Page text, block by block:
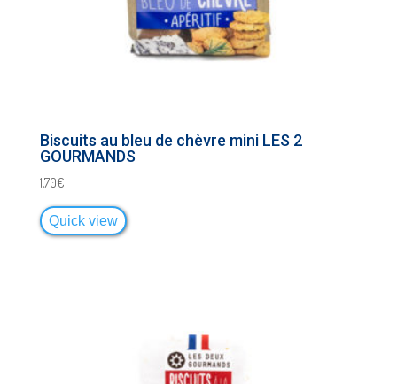
Biscuits au bleu de chèvre mini LES 2
GOURMANDS
1,70€
Quick view